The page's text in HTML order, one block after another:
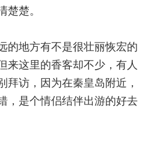
楚。
地方有不是很壮丽恢宏的
这里的香客却不少，有人
拜访，因为在秦皇岛附近，
，是个情侣结伴出游的好去